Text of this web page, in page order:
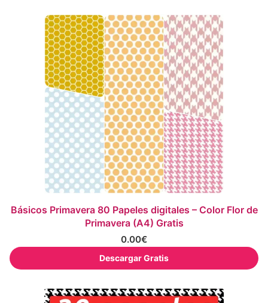
Básicos Primavera 80 Papeles digitales – Color Flor de
Primavera (A4) Gratis
0.00€
Descargar Gratis